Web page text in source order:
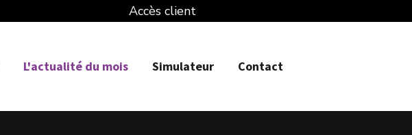
Accès client
L'actualité du mois Simulateur Contact